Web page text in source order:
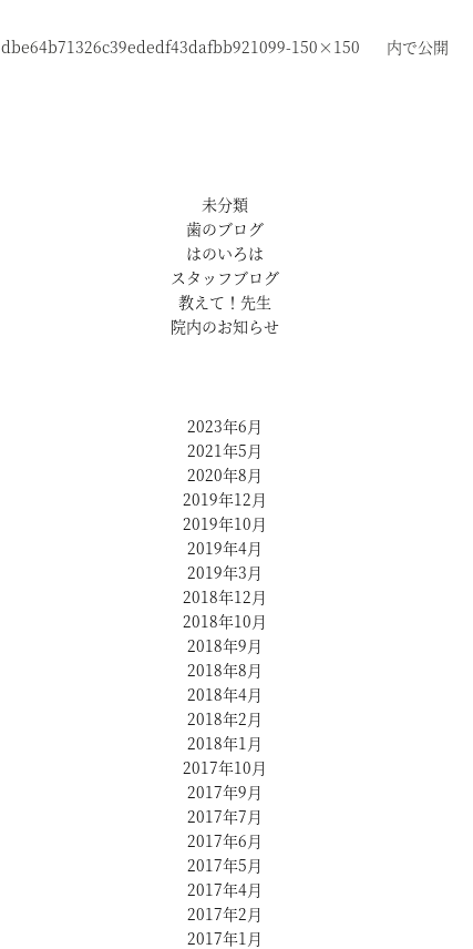
dbe64b71326c39ededf43dafbb921099-150×150 内で公開
未分類
歯のブログ
はのいろは
スタッフブログ
教えて！先生
院内のお知らせ
2023年6月
2021年5月
2020年8月
2019年12月
2019年10月
2019年4月
2019年3月
2018年12月
2018年10月
2018年9月
2018年8月
2018年4月
2018年2月
2018年1月
2017年10月
2017年9月
2017年7月
2017年6月
2017年5月
2017年4月
2017年2月
2017年1月